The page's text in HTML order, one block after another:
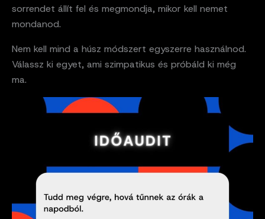
sorrendet állít fel és megmondja, mikor kell nemet
mondanod.
Nem kell mind a húsz módszert egyszerre használnod.
Válassz ki egyet, ami szimpatikus és próbáld ki még
ma.